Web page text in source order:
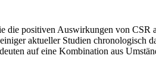
die positiven Auswirkungen von CSR
aktueller Studien
auf eine Kombination aus